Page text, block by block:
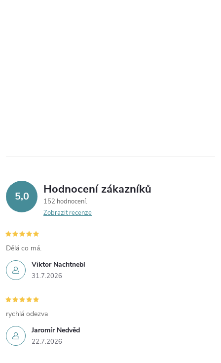
5,0 Hodnocení zákazníků
152 hodnocení
Zobrazit recenze
Viktor Nachtnebl
31.7.2026
Dělá co má.
Jaromír Nedvěd
22.7.2026
rychlá odezva